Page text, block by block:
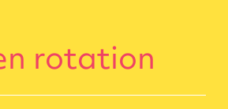
rotation